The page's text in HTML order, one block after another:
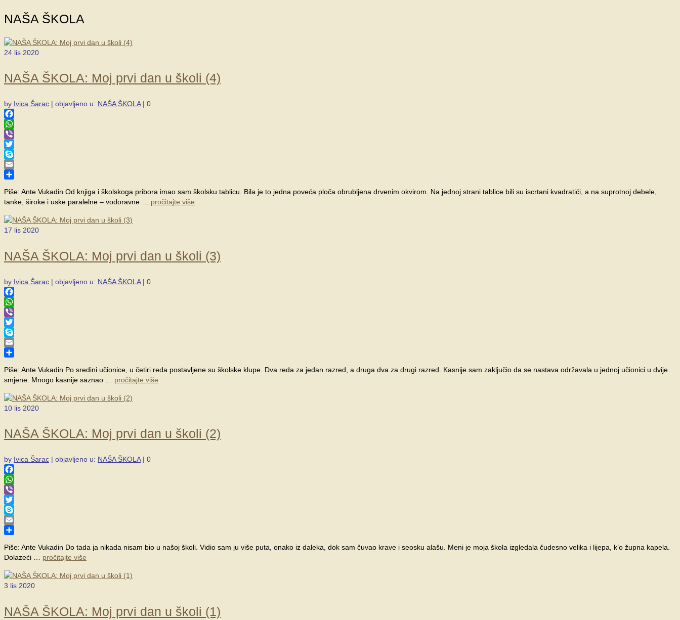
NAŠA ŠKOLA
24 lis 2020
NAŠA ŠKOLA: Moj prvi dan u školi (4)
by Ivica Šarac | objavljeno u: NAŠA ŠKOLA | 0
Facebook
WhatsApp
Viber
Twitter
Skype
Email
Piše: Ante Vukadin Od knjiga i školskoga pribora imao sam školsku tablicu. Bila je to jedna poveća ploča obrubljena drvenim okvirom. Na jednoj strani tablice bili su iscrtani kvadratići, a na suprotnoj debele,
tanke, široke i uske paralelne – vodoravne … pročitajte više
17 lis 2020
NAŠA ŠKOLA: Moj prvi dan u školi (3)
by Ivica Šarac | objavljeno u: NAŠA ŠKOLA | 0
Facebook
WhatsApp
Viber
Twitter
Skype
Email
Piše: Ante Vukadin Po sredini učionice, u četiri reda postavljene su školske klupe. Dva reda za jedan razred, a druga dva za drugi razred. Kasnije sam zaključio da se nastava održavala u jednoj učionici u dvije
smjene. Mnogo kasnije saznao … pročitajte više
10 lis 2020
NAŠA ŠKOLA: Moj prvi dan u školi (2)
by Ivica Šarac | objavljeno u: NAŠA ŠKOLA | 0
Facebook
WhatsApp
Viber
Twitter
Skype
Email
Piše: Ante Vukadin Do tada ja nikada nisam bio u našoj školi. Vidio sam ju više puta, onako iz daleka, dok sam čuvao krave i seosku alašu. Meni je moja škola izgledala čudesno velika i lijepa, k’o župna kapela.
Dolazeći … pročitajte više
3 lis 2020
NAŠA ŠKOLA: Moj prvi dan u školi (1)